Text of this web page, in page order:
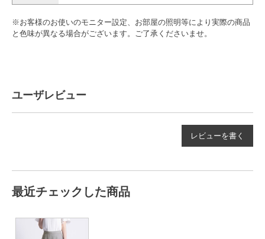
※お客様のお使いのモニター設定、お部屋の照明等により実際の商品
と色味が異なる場合がございます。ご了承くださいませ。
ユーザレビュー
レビューを書く
最近チェックした商品